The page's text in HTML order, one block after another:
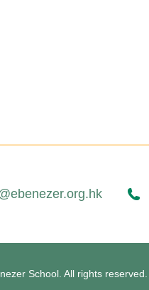
School. All rights reserved.